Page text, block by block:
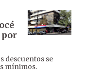
por
descuentos se
mínimos.